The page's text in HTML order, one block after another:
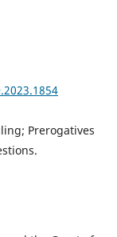
Prerogatives